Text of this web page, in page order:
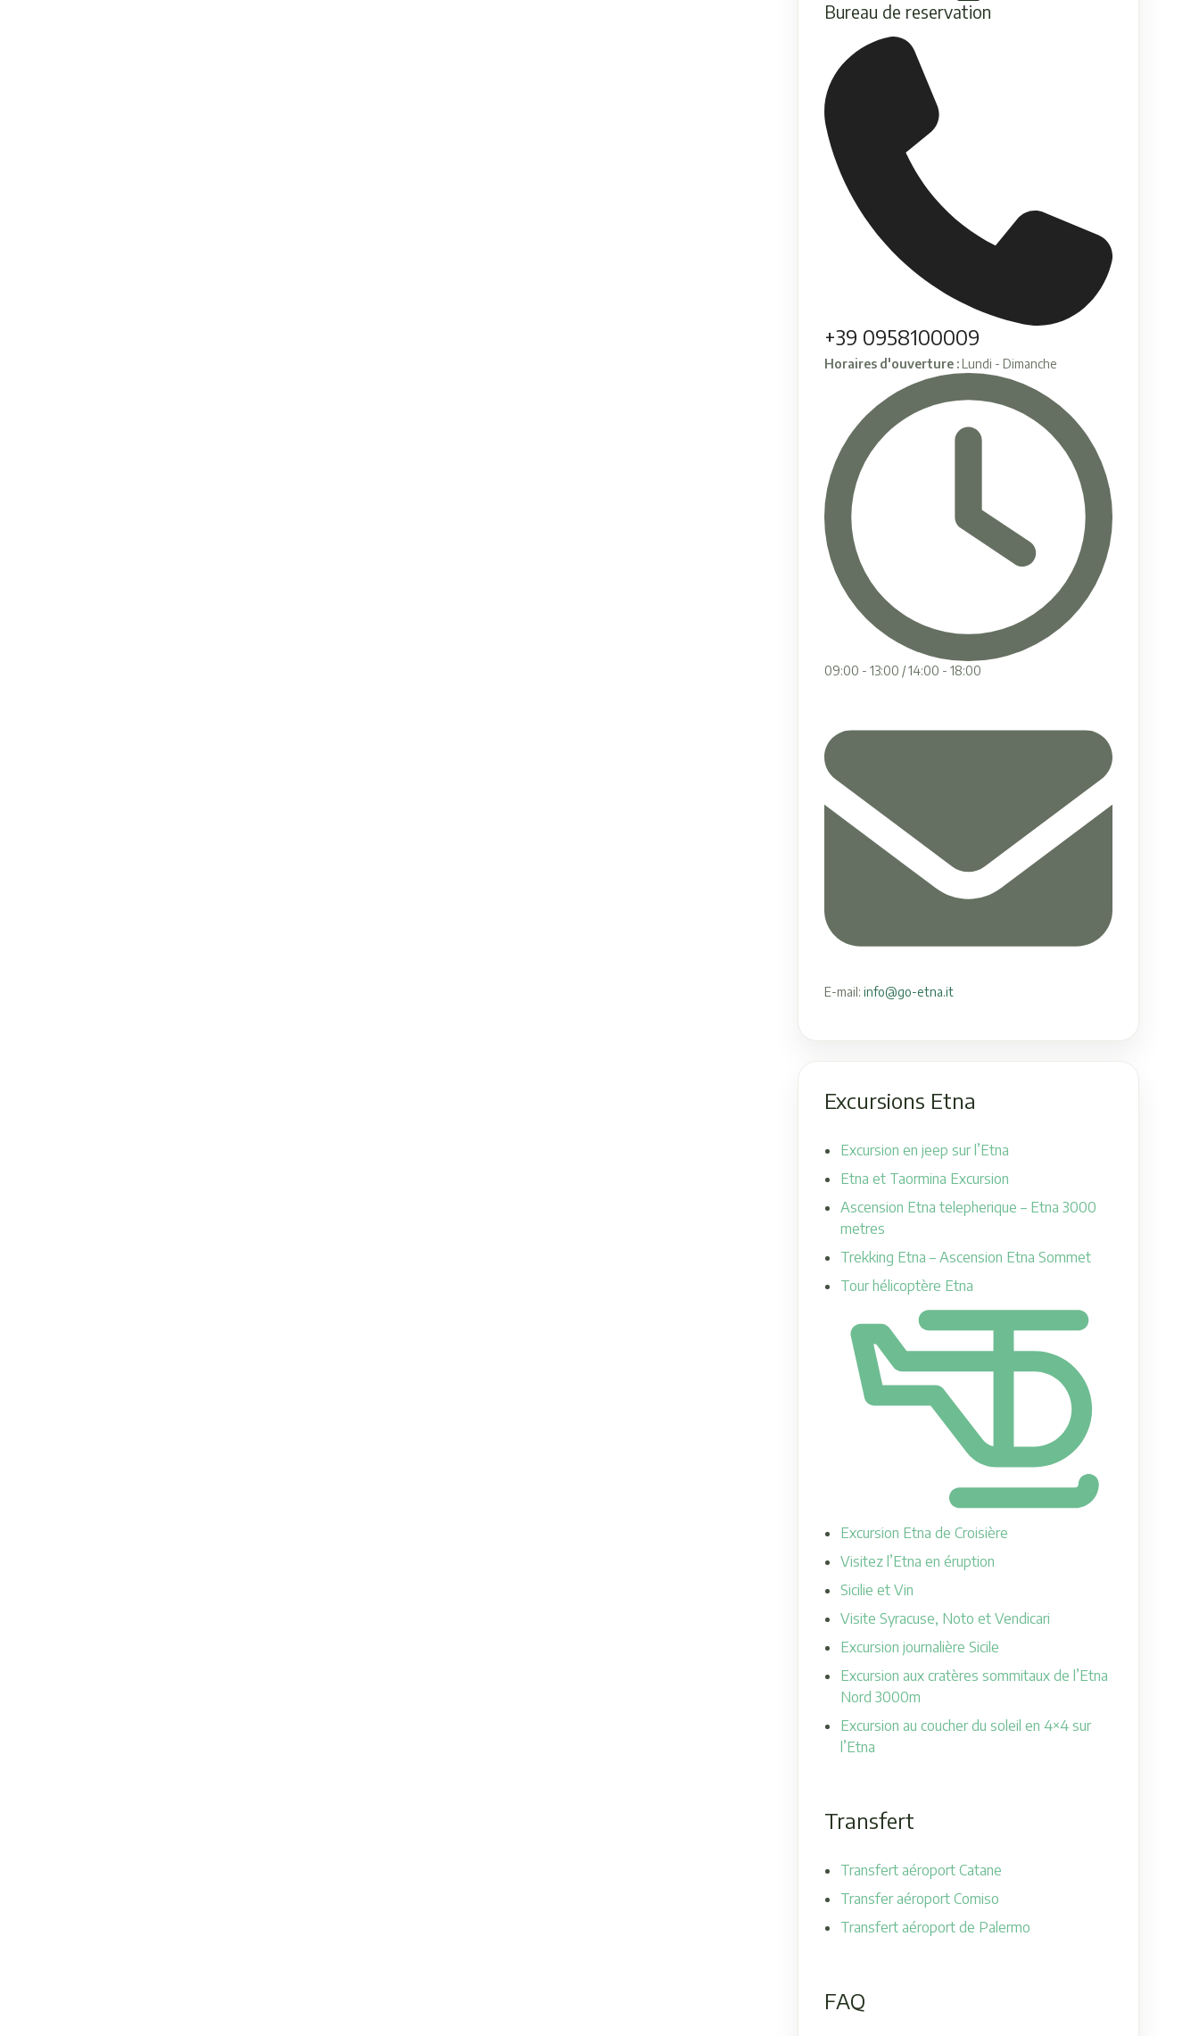
Bureau de reservation
+39 0958100009
Horaires d'ouverture :Lundi - Dimanche
09:00 - 13:00 / 14:00 - 18:00
E-mail: info@go-etna.it
Excursions Etna
Excursion en jeep sur l’Etna
Etna et Taormina Excursion
Ascension Etna telepherique – Etna 3000
metres
Trekking Etna – Ascension Etna Sommet
Tour hélicoptère Etna
Excursion Etna de Croisière
Visitez l’Etna en éruption
Sicilie et Vin
Visite Syracuse, Noto et Vendicari
Excursion journalière Sicile
Excursion aux cratères sommitaux de l’Etna
Nord 3000m
Excursion au coucher du soleil en 4×4 sur
l’Etna
Transfert
Transfert aéroport Catane
Transfer aéroport Comiso
Transfert aéroport de Palermo
FAQ